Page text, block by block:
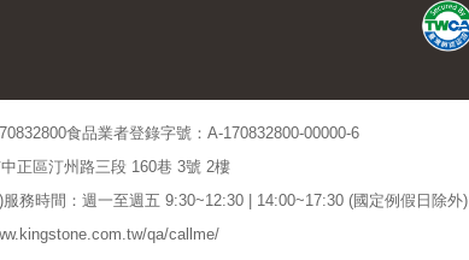
食品業者登錄字號：A-170832800-00000-6
正區汀州路三段 160巷 3號 2樓
服務時間：週一至週五 9:30~12:30 | 14:00~17:30 (國定例假日除外)
qa/callme/